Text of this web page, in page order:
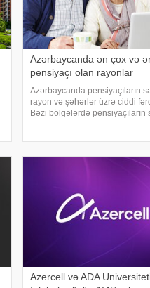
Azərbaycanda ən çox və
pensiyaçı olan rayonlar
Azərbaycanda pensiyaçıların
rayon və şəhərlər üzrə ciddi
Bəzi bölgələrdə pensiyaçıların
Azercell və ADA